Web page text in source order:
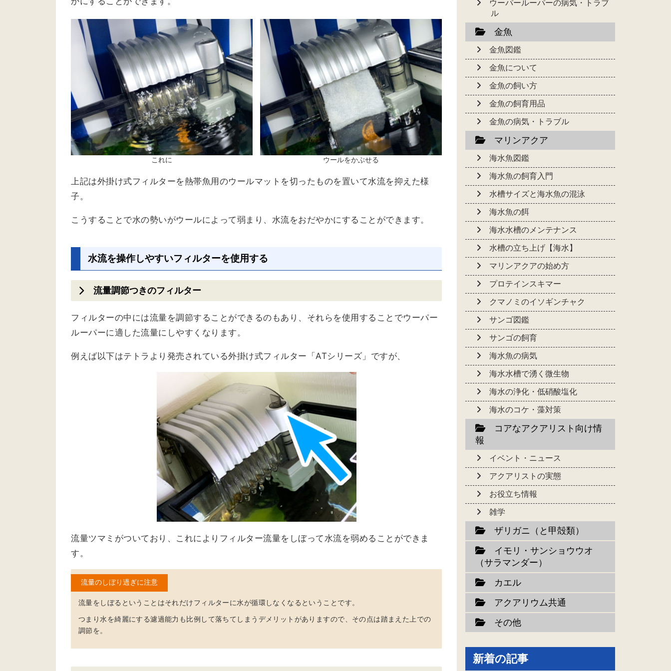
これに ウールをかぶせる
上記は外掛け式フィルターを熱帯魚用のウールマットを切ったものを置いて水流を抑えた様
子。
こうすることで水の勢いがウールによって弱まり、水流をおだやかにすることができます。
水流を操作しやすいフィルターを使用する
流量調節つきのフィルター
フィルターの中には流量を調節することができるのもあり、それらを使用することでウーパー
ルーパーに適した流量にしやすくなります。
例えば以下はテトラより発売されている外掛け式フィルター「ATシリーズ」ですが、
流量ツマミがついており、これによりフィルター流量をしぼって水流を弱めることができま
す。
流量のしぼり過ぎに注意
流量をしぼるということはそれだけフィルターに水が循環しなくなるということです。
つまり水を綺麗にする濾過能力も比例して落ちてしまう デメリットがありますので、その点は踏まえた上での
調節を。
ウーパールーパーの病気・トラブ
ル
金魚
金魚図鑑
金魚について
金魚の飼い方
金魚の飼育用品
金魚の病気・トラブル
マリンアクア
海水魚図鑑
海水魚の飼育入門
水槽サイズと海水魚の混泳
海水魚の餌
海水水槽のメンテナンス
水槽の立ち上げ【海水】
マリンアクアの始め方
プロテインスキマー
クマノミのイソギンチャク
サンゴ図鑑
サンゴの飼育
海水魚の病気
海水水槽で湧く微生物
海水の浄化・低硝酸塩化
海水のコケ・藻対策
コアなアクアリスト向け情
報
イベント・ニュース
アクアリストの実態
お役立ち情報
雑学
ザリガニ（と甲殻類）
イモリ・サンショウウオ
（サラマンダー）
カエル
アクアリウム共通
その他
新着の記事